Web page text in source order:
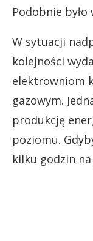
Podobnie było
W sytuacji
kolejności
elektrowniom
gazowym.
produkcję
poziomu.
kilku godzin na